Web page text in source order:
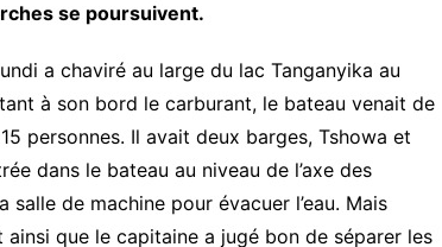
se poursuivent.
a chaviré au large du lac Tanganyika au
à son bord le carburant, le bateau venait de
personnes. Il avait deux barges, Tshowa et
dans le bateau au niveau de l’axe des
de machine pour évacuer l’eau. Mais
ainsi que le capitaine a jugé bon de séparer les